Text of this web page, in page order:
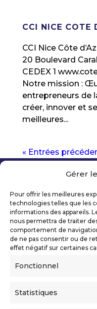
Gérer
Pour offrir les meilleures
technologies telles que les
informations des appareils.
nous permettra de traiter
comportement de
de ne pas consentir ou de
effet négatif sur certaines
Fonctionnel
Statistiques
CCI NICE COTE
CCI Nice Côte
20 Boulevard
CEDEX 1
Notre mission :
entrepreneurs de
créer, innover et
meilleures...
« Entrées
Mentions légales
Politique de
Déclaration
Ils nous